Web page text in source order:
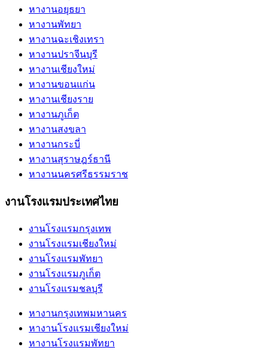
หางานอยุธยา
หางานพัทยา
หางานฉะเชิงเทรา
หางานปราจีนบุรี
หางานเชียงใหม่
หางานขอนแก่น
หางานเชียงราย
หางานภูเก็ต
หางานสงขลา
หางานกระบี่
หางานสุราษฎร์ธานี
หางานนครศรีธรรมราช
งานโรงแรมประเทศไทย
งานโรงแรมกรุงเทพ
งานโรงแรมเชียงใหม่
งานโรงแรมพัทยา
งานโรงแรมภูเก็ต
งานโรงแรมชลบุรี
หางานกรุงเทพมหานคร
หางานโรงแรมเชียงใหม่
หางานโรงแรมพัทยา